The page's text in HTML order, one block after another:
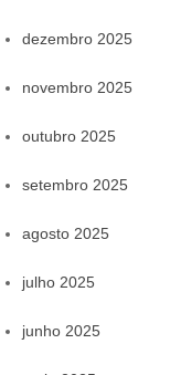
dezembro 2025
novembro 2025
outubro 2025
setembro 2025
agosto 2025
julho 2025
junho 2025